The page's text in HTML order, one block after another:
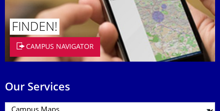
FINDEN!
CAMPUS NAVIGATOR
Our Services